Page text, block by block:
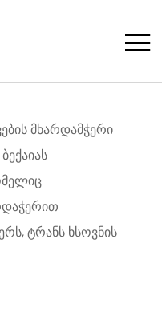
მხარდამჭერი
ტრანს ხსოვნის